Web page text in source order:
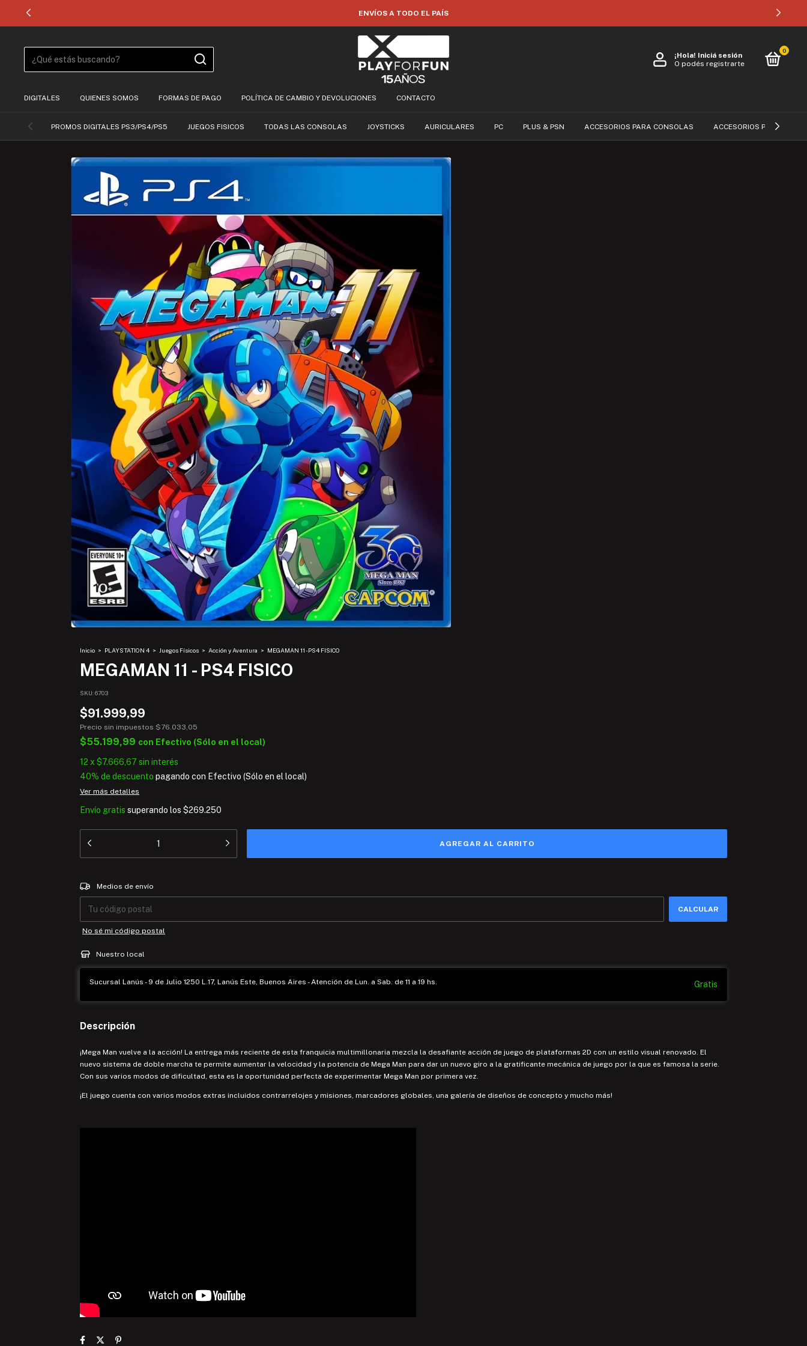
35% OFF POR TRANSFERENCIA
¡Hola! Iniciá sesión
O podés registrarte
0
DIGITALES QUIENES SOMOS FORMAS DE PAGO POLÍTICA DE CAMBIO Y DEVOLUCIONES CONTACTO
PROMOS DIGITALES PS3/PS4/PS5 JUEGOS FISICOS TODAS LAS CONSOLAS JOYSTICKS AURICULARES PC PLUS & PSN ACCESORIOS PARA CONSOLAS ACCESORIOS PARA
Inicio > PLAYSTATION 4 > Juegos Físicos > Acción y Aventura > MEGAMAN 11 - PS4 FISICO
MEGAMAN 11 - PS4 FISICO
SKU: 6703
$91.999,99
Precio sin impuestos $76.033,05
$55.199,99 con Efectivo (Sólo en el local)
12 x$7.666,67 sin interés
40% de descuento pagando con Efectivo (Sólo en el local)
Ver más detalles
Envío gratis superando los $269.250
Entregas para el CP:
Medios de envío
CALCULAR
No sé mi código postal
Nuestro local
Sucursal Lanús - 9 de Julio 1250 L.17, Lanús Este, Buenos Aires - Atención de Lun. a Sab. de 11 a 19 hs. Gratis
Descripción
¡Mega Man vuelve a la acción! La entrega más reciente de esta franquicia multimillonaria mezcla la desafiante acción de juego de plataformas 2D con un estilo visual renovado. El
nuevo sistema de doble marcha te permite aumentar la velocidad y la potencia de Mega Man para dar un nuevo giro a la gratificante mecánica de juego por la que es famosa la serie.
Con sus varios modos de dificultad, esta es la oportunidad perfecta de experimentar Mega Man por primera vez.
¡El juego cuenta con varios modos extras incluidos contrarrelojes y misiones, marcadores globales, una galería de diseños de concepto y mucho más!